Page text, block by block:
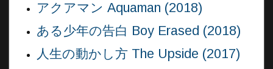
アクアマン Aquaman (2018)
ある少年の告白 Boy Erased (2018)
人生の動かし方 The Upside (2017)